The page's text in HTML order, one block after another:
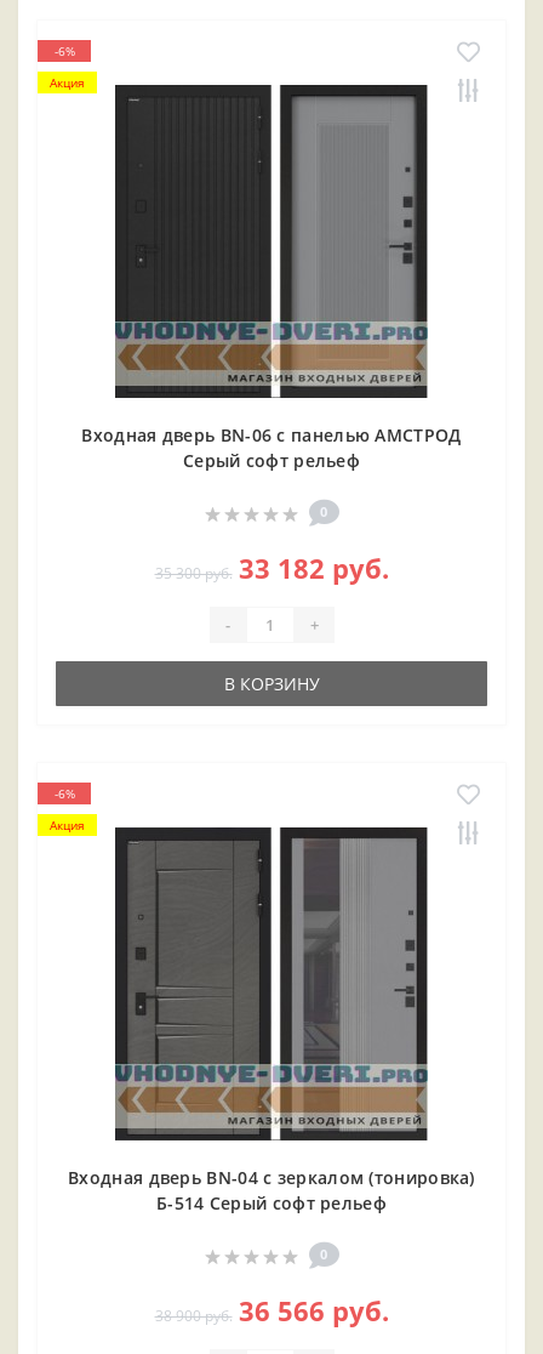
-6%
Акция
Входная дверь BN-06 с панелью АМСТРОД
Серый софт рельеф
0
35 300 руб. 33 182 руб.
- +
В КОРЗИНУ
-6%
Акция
Входная дверь BN-04 с зеркалом (тонировка)
Б-514 Серый софт рельеф
0
38 900 руб. 36 566 руб.